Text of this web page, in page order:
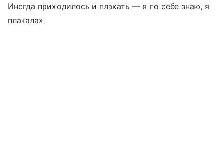
Иногда приходилось и плакать — я по себе знаю, я
плакала».